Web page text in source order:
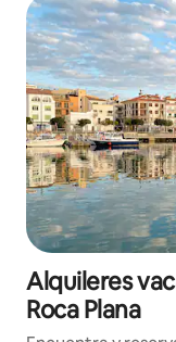
Alquileres
Roca Plana